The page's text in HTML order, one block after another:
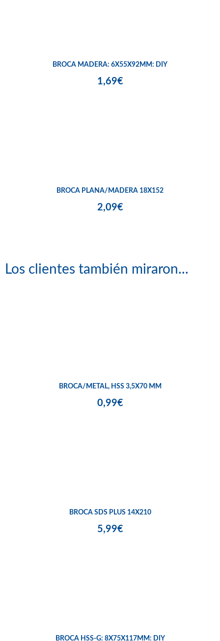
BROCA MADERA: 6X55X92MM: DIY
1,69€
BROCA PLANA/MADERA 18X152
2,09€
Los clientes también miraron...
BROCA/METAL, HSS 3,5X70 MM
0,99€
BROCA SDS PLUS 14X210
5,99€
BROCA HSS-G: 8X75X117MM: DIY